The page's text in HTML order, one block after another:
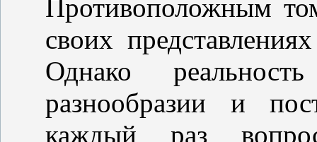
Противоположным
своих
Однако
разнообразии и
каждый раз